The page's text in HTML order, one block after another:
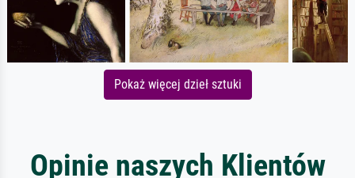
Pokaż więcej dzieł sztuki
Opinie naszych Klientów